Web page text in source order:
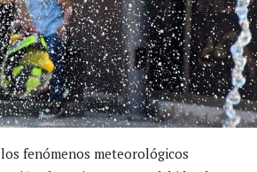
fenómenos meteorológicos